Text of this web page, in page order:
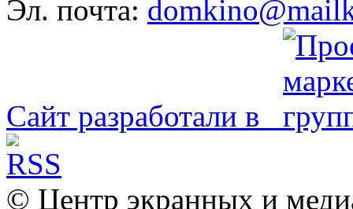
Эл. почта:
Сайт разработали в
© Центр экранных и